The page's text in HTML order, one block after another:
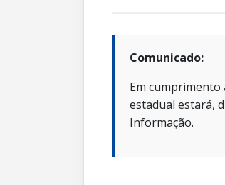
Comunicado:
Em cumprimento
estadual estará,
Informação.